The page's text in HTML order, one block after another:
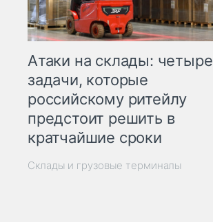
Атаки на склады: четыре
задачи, которые
российскому ритейлу
предстоит решить в
кратчайшие сроки
Склады и грузовые терминалы